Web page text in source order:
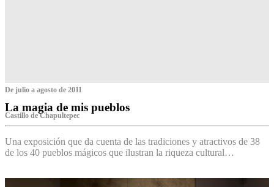
De julio a agosto de 2011
La magia de mis pueblos
Castillo de Chapultepec
Una exposición que da cuenta de las tradiciones y atractivos de 38
de los 40 pueblos mágicos que ilustran la riqueza cultural…